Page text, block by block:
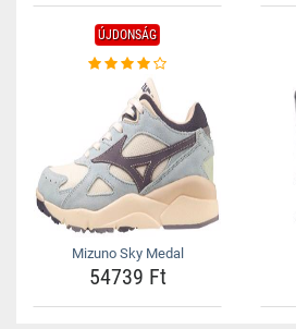
ÚJDONSÁG
Mizuno Sky Medal
54739 Ft